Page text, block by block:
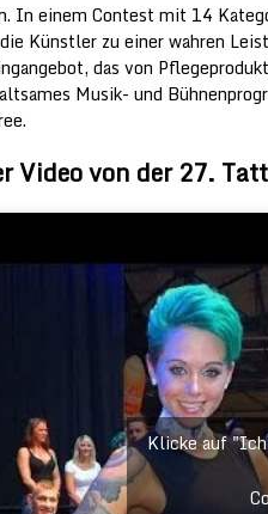
In einem Contest mit 14
Künstler zu einer wahren
das von
Musik- und
Video von der 27.
Klicke auf